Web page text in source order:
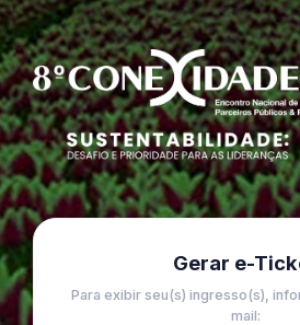
Gerar e-
Para exibir seu(s) ingresso(s),
mail: